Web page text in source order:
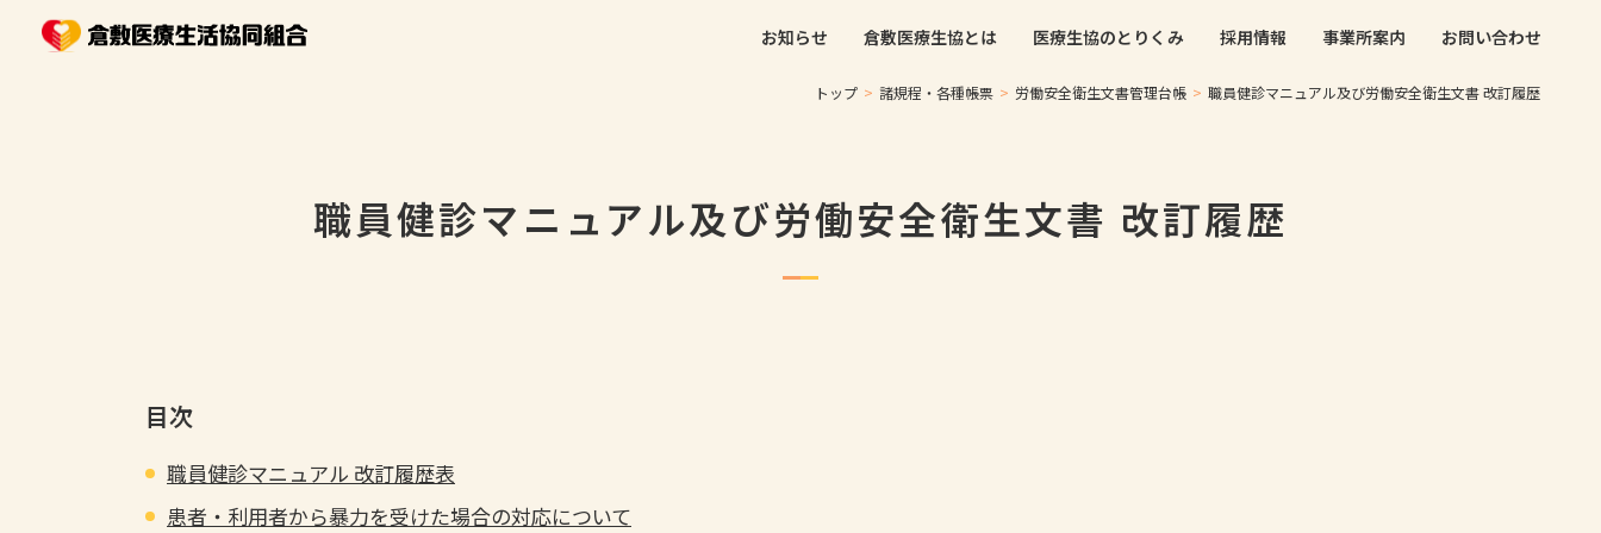
お知らせ 倉敷医療生協とは 医療生協のとりくみ 採用情報 事業所案内 お問い合わせ
トップ > 諸規程・各種帳票 > 労働安全衛生文書管理台帳 > 職員健診マニュアル及び労働安全衛生文書 改訂履歴
職員健診マニュアル及び労働安全衛生文書 改訂履歴
目次
職員健診マニュアル 改訂履歴表
患者・利用者から暴力を受けた場合の対応について